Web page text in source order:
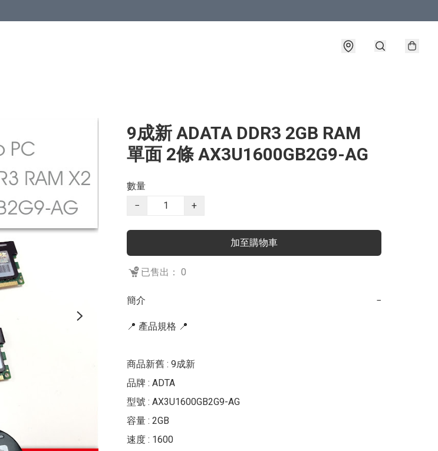
9成新 ADATA DDR3 2GB RAM
單面 2條 AX3U1600GB2G9-AG
數量
−
+
加至購物車
已售出： 0
簡介 −
📍 產品規格 📍
商品新舊 : 9成新
品牌 : ADTA
型號 : AX3U1600GB2G9-AG
容量 : 2GB
速度 : 1600